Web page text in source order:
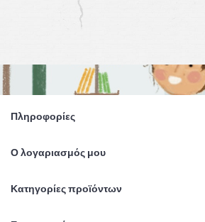
Πληροφορίες
Ο λογαριασμός μου
Κατηγορίες προϊόντων